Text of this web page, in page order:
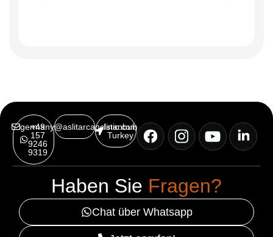
+49
157
9246
9319
germany@aslitarcanclinic.com
Istanbul,
Turkey
Haben Sie Fragen?
Chat über Whatsapp